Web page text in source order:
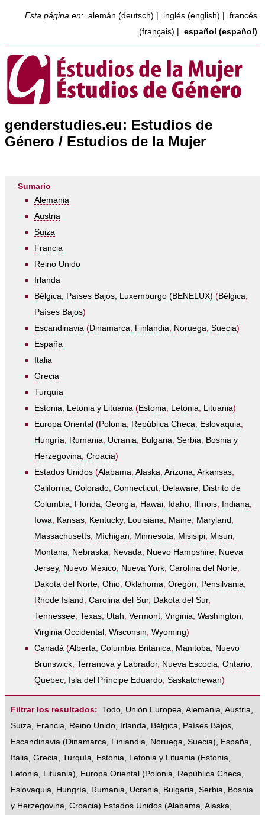
Esta página en: alemán (deutsch) inglés (english)
francés
(français)
español (español)
genderstudies.eu: Estudios de
Género / Estudios de la Mujer
Sumario
Alemania
Austria
Suiza
Francia
Reino Unido
Irlanda
Bélgica, Países Bajos, Luxemburgo (BENELUX) (Bélgica,
Países Bajos)
Escandinavia (Dinamarca, Finlandia, Noruega, Suecia)
España
Italia
Grecia
Turquía
Estonia, Letonia y Lituania (Estonia, Letonia, Lituania)
Europa Oriental (Polonia, República Checa, Eslovaquia,
Hungría, Rumania, Ucrania, Bulgaria, Serbia, Bosnia y
Herzegovina, Croacia)
Estados Unidos (Alabama, Alaska, Arizona, Arkansas,
California, Colorado, Connecticut, Delaware, Distrito de
Columbia, Florida, Georgia, Hawái, Idaho, Illinois, Indiana,
Iowa, Kansas, Kentucky, Louisiana, Maine, Maryland ,
Massachusetts, Míchigan, Minnesota, Misisipi, Misuri,
Montana, Nebraska, Nevada, Nuevo Hampshire, Nueva
Jersey, Nuevo México, Nueva York, Carolina del Norte,
Dakota del Norte, Ohio, Oklahoma, Oregón, Pensilvania,
Rhode Island , Carolina del Sur, Dakota del Sur,
Tennessee, Texas, Utah, Vermont, Virginia, Washington,
Virginia Occidental , Wisconsin, Wyoming)
Canadá (Alberta, Columbia Británica, Manitoba, Nuevo
Brunswick, Terranova y Labrador, Nueva Escocia, Ontario,
Quebec, Isla del Príncipe Eduardo, Saskatchewan)
Filtrar los resultados: Todo, Unión Europea, Alemania, Austria,
Suiza, Francia, Reino Unido, Irlanda, Bélgica, Países Bajos,
Escandinavia (Dinamarca, Finlandia, Noruega, Suecia), España,
Italia, Grecia, Turquía, Estonia, Letonia y Lituania (Estonia,
Letonia, Lituania), Europa Oriental (Polonia, República Checa,
Eslovaquia, Hungría, Rumania, Ucrania, Bulgaria, Serbia, Bosnia
y Herzegovina, Croacia) Estados Unidos (Alabama, Alaska,